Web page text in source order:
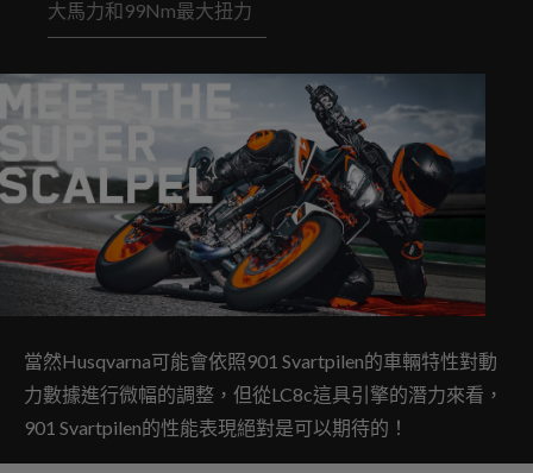
大馬力和99Nm最大扭力
當然Husqvarna可能會依照901 Svartpilen的車輛特性對動
力數據進行微幅的調整，但從LC8c這具引擎的潛力來看，
901 Svartpilen的性能表現絕對是可以期待的！